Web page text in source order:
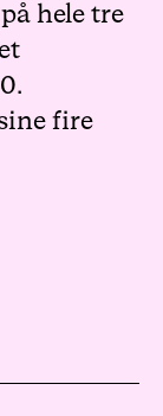
hele tre
fire